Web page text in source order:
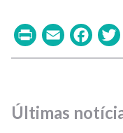
PrintEmail
Últimas